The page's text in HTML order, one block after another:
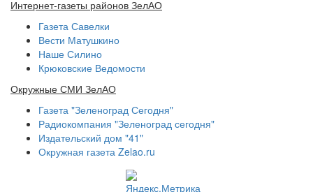
Интернет-газеты районов ЗелАО
Газета Савелки
Вести Матушкино
Наше Силино
Крюковские Ведомости
Окружные СМИ ЗелАО
Газета "Зеленоград Сегодня"
Радиокомпания "Зеленоград сегодня"
Издательский дом "41"
Окружная газета Zelao.ru